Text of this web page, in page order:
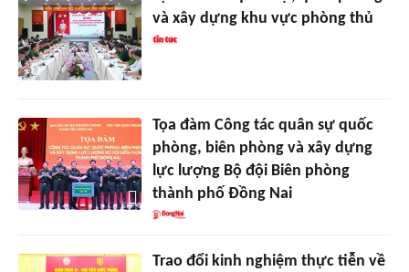
và xây dựng khu vực phòng thủ
Tọa đàm Công tác quân sự quốc
phòng, biên phòng và xây dựng
lực lượng Bộ đội Biên phòng
thành phố Đồng Nai
Trao đổi kinh nghiệm thực tiễn về